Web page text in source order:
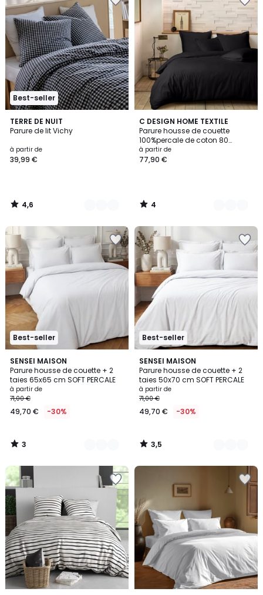
Best-seller
TERRE DE NUIT
Parure de lit Vichy
à partir de
39,99 €
4,6
/ 5
9
Couleurs
4,6
/
C DESIGN HOME TEXTILE
Parure housse de couette
100%percale de coton 80
fils/cm2-unie
à partir de
77,90 €
4
/
5
11
Couleurs
4
/
Best-seller
SENSEI MAISON
Parure housse de couette + 2
taies 65x65 cm SOFT PERCALE
à partir de
71,00 €
49,70 € -30%
3
/
5
19
Couleurs
3
/
Best-seller
SENSEI MAISON
Parure housse de couette + 2
taies 50x70 cm SOFT PERCALE
à partir de
71,00 €
49,70 € -30%
3,5
/ 5
15
Couleurs
3,5
/